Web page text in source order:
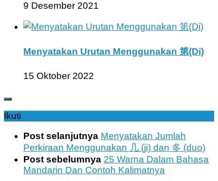
9 Desember 2021
Menyatakan Urutan Menggunakan 第(Di)
15 Oktober 2022
Ikuti
Post selanjutnya Menyatakan Jumlah
Perkiraan Menggunakan 几 (ji) dan 多 (duo)
Post sebelumnya 25 Warna Dalam Bahasa
Mandarin Dan Contoh Kalimatnya